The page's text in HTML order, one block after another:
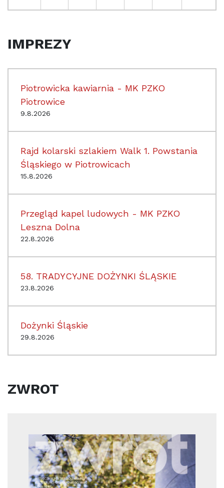
IMPREZY
Piotrowicka kawiarnia - MK PZKO
Piotrowice
9.8.2026
Rajd kolarski szlakiem Walk 1. Powstania
Śląskiego w Piotrowicach
15.8.2026
Przegląd kapel ludowych - MK PZKO
Leszna Dolna
22.8.2026
58. TRADYCYJNE DOŻYNKI ŚLĄSKIE
23.8.2026
Dożynki Śląskie
29.8.2026
ZWROT